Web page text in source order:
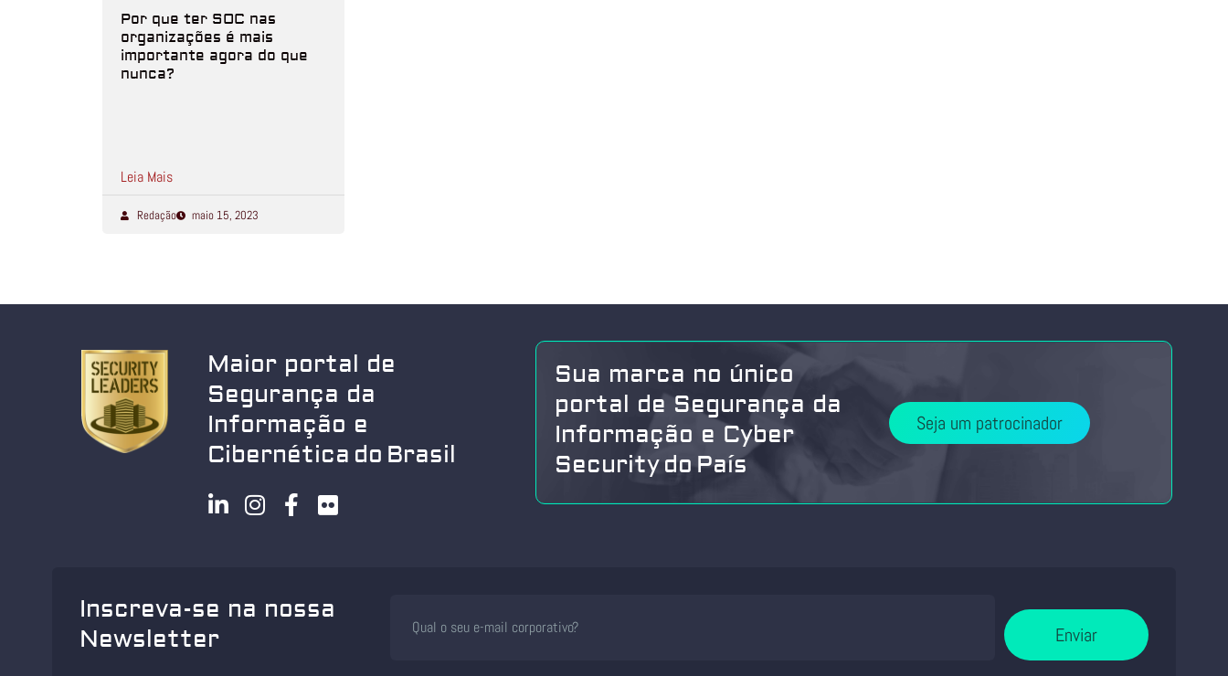
Por que ter SOC nas
organizações é mais
importante agora do que
nunca?
Leia Mais
Redação maio 15, 2023
Maior portal de
Segurança da
Informação e
Cibernética do Brasil
Sua marca no único
portal de Segurança da
Informação e Cyber
Security do País
Seja um patrocinador
Inscreva-se na nossa
Newsletter
Enviar